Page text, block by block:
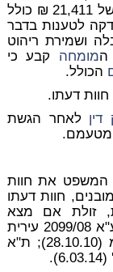
הליקויים, והעריך את עלות תיקונם בסכום של 21,411 ₪ כולל
לטענות בדבר
ושמירת ריהוט
המומחה קבע כי
הכולל.
דעתו.
לאחר הגשת
מטעמם.
המשפט את חוות
חוות דעתו
זולת אם מצא
טעמים כבדי משקל שלא לעשות כן. ראו: ע"א 2099/08 עירית
אשקלון נ' תשלו"ז השקעות והחזקות בע"מ (28.10.10); ת"א